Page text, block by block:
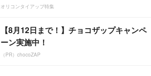
オリコンタイアップ特集
【8月12日まで！】チョコザップキャンペ
ーン実施中！
（PR）chocoZAP